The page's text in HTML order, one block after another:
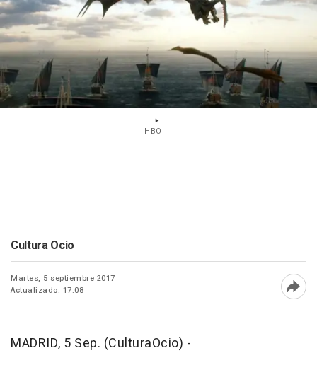
HBO
Cultura Ocio
Martes, 5 septiembre 2017
Actualizado: 17:08
MADRID, 5 Sep. (CulturaOcio) -